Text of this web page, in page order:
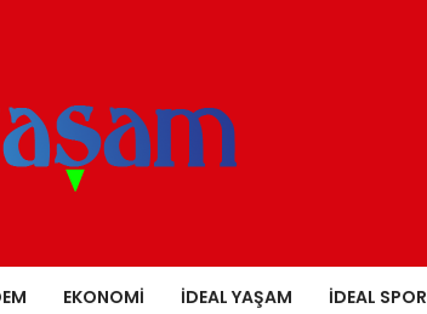
EKONOMI İDEAL YAŞAM İDEAL SPOR